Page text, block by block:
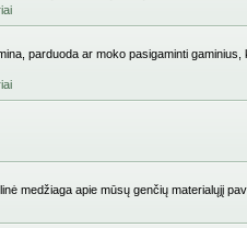
parduoda ar moko pasigaminti
medžiaga apie mūsų genčių materialųjį